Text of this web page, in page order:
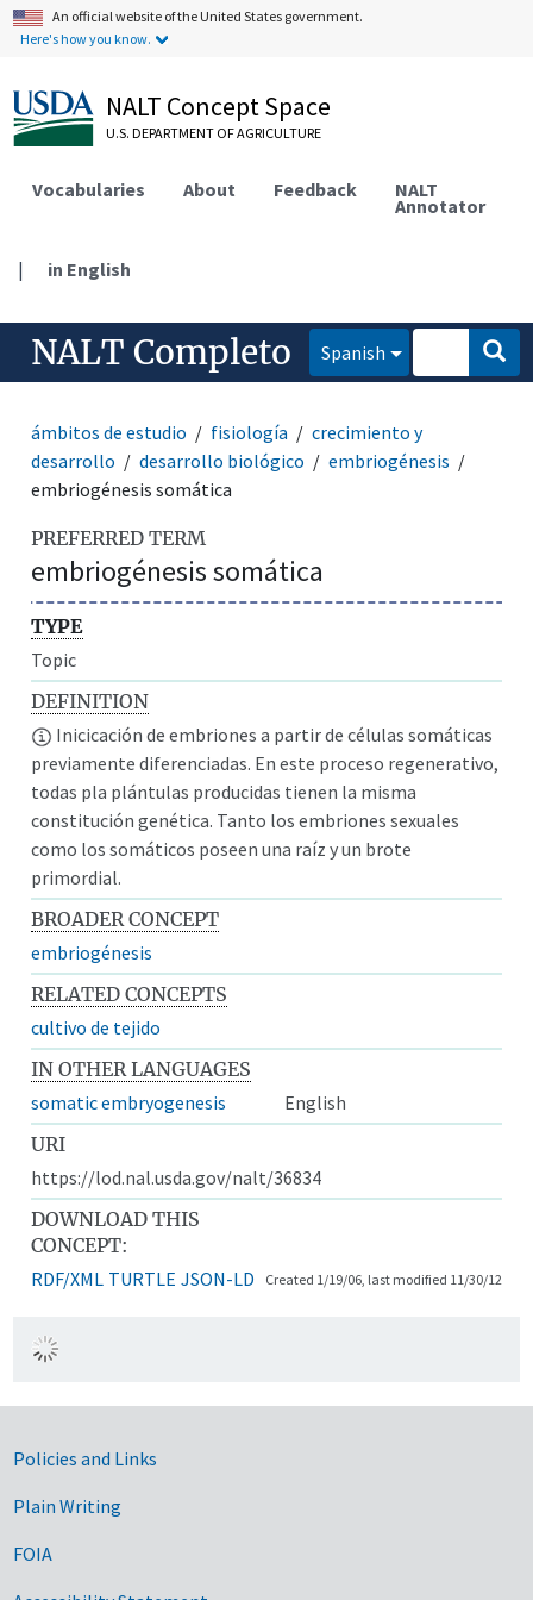
An official website of the United States government.
Here's how you know.
NALT Concept Space
U.S. DEPARTMENT OF AGRICULTURE
Vocabularies About Feedback NALT
Annotator
| in English
NALT Completo Spanish
ámbitos de estudio fisiología
crecimiento y
desarrollo
desarrollo biológico
embriogénesis
embriogénesis somática
PREFERRED TERM
embriogénesis somática
TYPE
Topic
DEFINITION
Inicicación de embriones a partir de células somáticas
previamente diferenciadas. En este proceso regenerativo,
todas pla plántulas producidas tienen la misma
constitución genética. Tanto los embriones sexuales
como los somáticos poseen una raíz y un brote
primordial.
BROADER CONCEPT
embriogénesis
RELATED CONCEPTS
cultivo de tejido
IN OTHER LANGUAGES
somatic embryogenesis
English
URI
https://lod.nal.usda.gov/nalt/36834
DOWNLOAD THIS
CONCEPT:
RDF/XML TURTLE JSON-LD Created 1/19/06, last modified 11/30/12
Government Links
Policies and Links
Plain Writing
FOIA